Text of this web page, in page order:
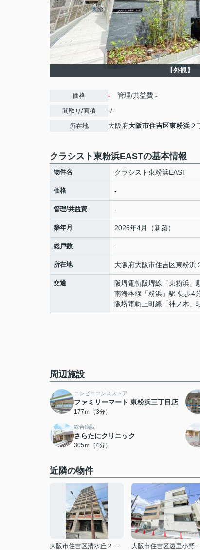
【外観】
価格 - 管理/共益費 -
間取り/面積 -/-
所在地 大阪府大阪市住吉区東粉浜２
クラシスト東粉浜EASTの基本情報
物件名 クラシスト東粉浜EAST
価格 -
管理/共益費 -
築年月 2026年4月（新築）
総戸数 -
所在地 大阪府大阪市住吉区東粉浜
交通 阪堺電軌阪堺線 「東粉浜 」
南海本線 「粉浜 」駅 徒歩4
阪堺電軌上町線 「神ノ木 」
周辺施設
コンビニエンスストア
ファミリーマート 東粉浜三丁目店
177ｍ（3分）
総合病院
さらたにクリニック
305ｍ（4分）
近隣の物件
大阪市住吉区清水丘２丁目
大阪市住吉区遠里小野２丁目